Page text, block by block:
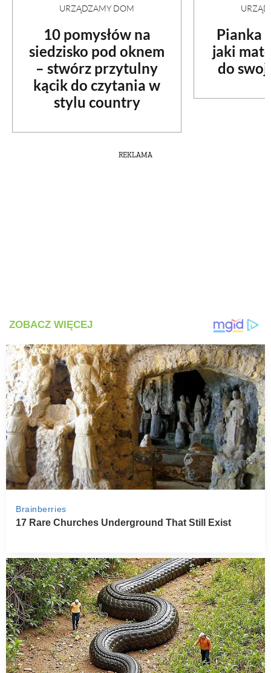
URZĄDZAMY DOM
10 pomysłów na
siedzisko pod oknem
– stwórz przytulny
kącik do czytania w
stylu country
Pianka
jaki
do
REKLAMA